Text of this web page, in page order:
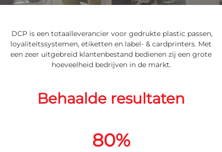
DCP is een totaalleverancier voor gedrukte plastic passen,
loyaliteitssystemen, etiketten en label- & cardprinters. Met
een zeer uitgebreid klantenbestand bedienen zij een grote
hoeveelheid bedrijven in de markt.
Behaalde resultaten
80%